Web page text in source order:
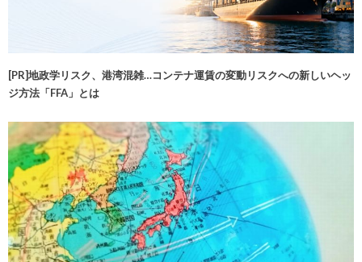
[PR]地政学リスク、港湾混雑…コンテナ運賃の変動リスクへの新しいヘッ
ジ方法「FFA」とは